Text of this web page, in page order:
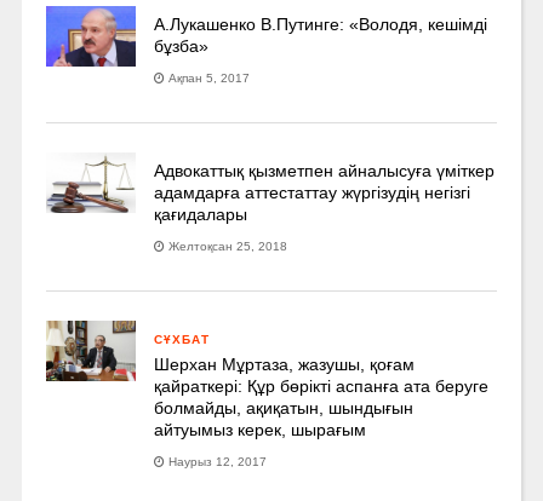
А.Лукашенко В.Путинге: «Володя, кешімді
бұзба»
Ақпан 5, 2017
Адвокаттық қызметпен айналысуға үмiткер
адамдарға аттестаттау жүргізудің негізгі
қағидалары
Желтоқсан 25, 2018
СҰХБАТ
Шерхан Мұртаза, жазушы, қоғам
қайраткері: Құр бөрікті аспанға ата беруге
болмайды, ақиқатын, шындығын
айтуымыз керек, шырағым
Наурыз 12, 2017